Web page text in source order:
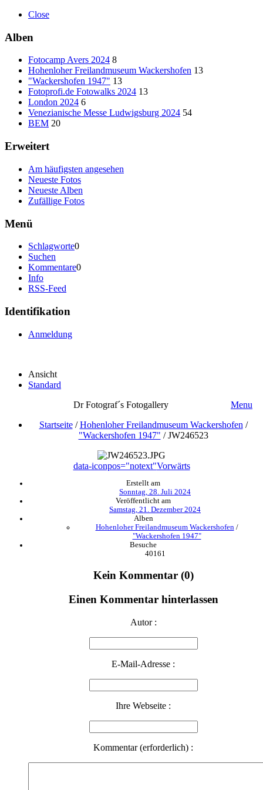
Close
Alben
Fotocamp Avers 2024 8
Hohenloher Freilandmuseum Wackershofen 13
"Wackershofen 1947" 13
Fotoprofi.de Fotowalks 2024 13
London 2024 6
Venezianische Messe Ludwigsburg 2024 54
BEM 20
Erweitert
Am häufigsten angesehen
Neueste Fotos
Neueste Alben
Zufällige Fotos
Menü
Schlagworte0
Suchen
Kommentare0
Info
RSS-Feed
Identifikation
Anmeldung
Ansicht
Standard
Dr Fotograf´s Fotogallery
Menu
Startseite/Hohenloher Freilandmuseum Wackershofen /
"Wackershofen 1947" /JW246523
data-iconpos="notext"Vorwärts
Erstellt am
Sonntag, 28. Juli 2024
Veröffentlicht am
Samstag, 21. Dezember 2024
Alben
Hohenloher Freilandmuseum Wackershofen /
"Wackershofen 1947"
Besuche
40161
Kein Kommentar (0)
Einen Kommentar hinterlassen
Autor :
E-Mail-Adresse :
Ihre Webseite :
Kommentar (erforderlich) :